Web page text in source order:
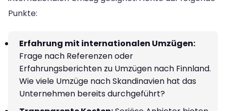
Punkte:
Erfahrung mit internationalen Umzügen:
Frage nach Referenzen oder
Erfahrungsberichten zu Umzügen nach Finnland.
Wie viele Umzüge nach Skandinavien hat das
Unternehmen bereits durchgeführt?